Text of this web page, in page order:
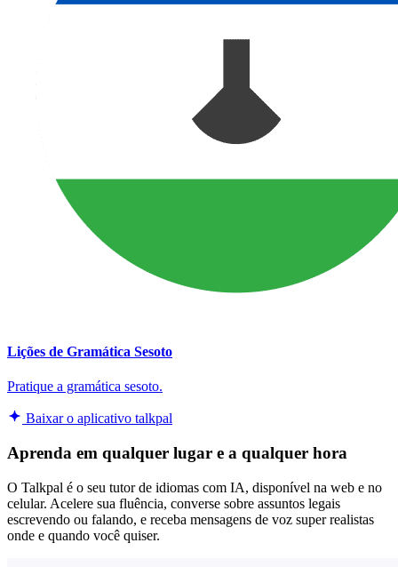
Lições de Gramática Sesoto
Pratique a gramática sesoto.
Baixar o aplicativo talkpal
Aprenda em qualquer lugar e a qualquer hora
O Talkpal é o seu tutor de idiomas com IA, disponível na web e no
celular. Acelere sua fluência, converse sobre assuntos legais
escrevendo ou falando, e receba mensagens de voz super realistas
onde e quando você quiser.